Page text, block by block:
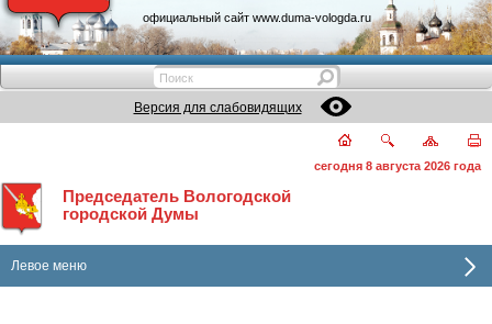
официальный сайт www.duma-vologda.ru
Версия для слабовидящих
сегодня 8 августа 2026 года
Председатель Вологодской
городской Думы
Левое меню